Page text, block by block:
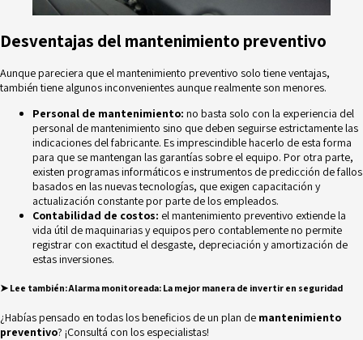
Desventajas del mantenimiento preventivo
Aunque pareciera que el mantenimiento preventivo solo tiene ventajas,
también tiene algunos inconvenientes aunque realmente son menores.
Personal de mantenimiento: no basta solo con la experiencia del
personal de mantenimiento sino que deben seguirse estrictamente las
indicaciones del fabricante. Es imprescindible hacerlo de esta forma
para que se mantengan las garantías sobre el equipo. Por otra parte,
existen programas informáticos e instrumentos de predicción de fallos
basados en las nuevas tecnologías, que exigen capacitación y
actualización constante por parte de los empleados.
Contabilidad de costos: el mantenimiento preventivo extiende la
vida útil de maquinarias y equipos pero contablemente no permite
registrar con exactitud el desgaste, depreciación y amortización de
estas inversiones.
➤ Lee también:Alarma monitoreada: La mejor manera de invertir en seguridad
¿Habías pensado en todas los beneficios de un plan de mantenimiento
preventivo? ¡Consultá con los especialistas!